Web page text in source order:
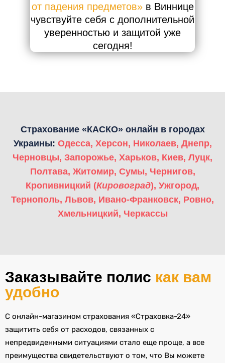
от падения предметов» в Виннице
чувствуйте себя с дополнительной
уверенностью и защитой уже
сегодня!
Страхование «КАСКО» онлайн в городах
Украины: Одесса, Херсон, Николаев, Днепр,
Черновцы, Запорожье, Харьков, Киев, Луцк,
Полтава, Житомир, Сумы, Чернигов,
Кропивницкий (Кировоград), Ужгород,
Тернополь, Львов, Ивано-Франковск, Ровно,
Хмельницкий, Черкассы
Заказывайте полис как вам
удобно
С онлайн-магазином страхования «Страховка-24»
защитить себя от расходов, связанных с
непредвиденными ситуациями стало еще проще, а все
преимущества свидетельствуют о том, что Вы можете